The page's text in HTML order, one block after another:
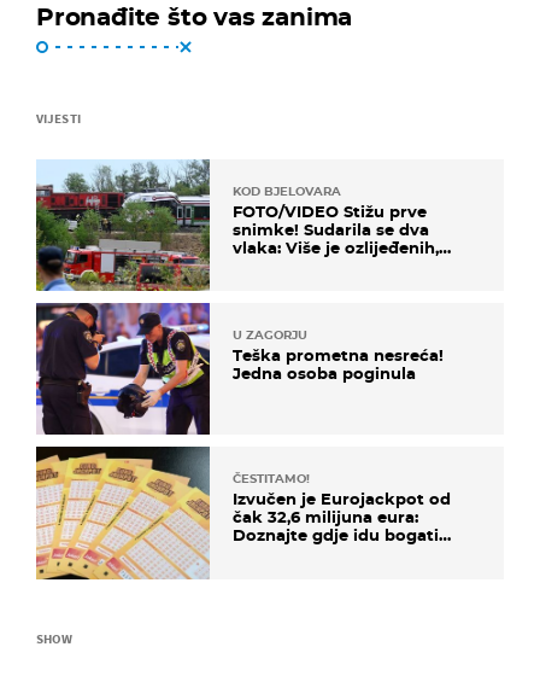
Pronađite što vas zanima
VIJESTI
KOD BJELOVARA
FOTO/VIDEO Stižu prve
snimke! Sudarila se dva
vlaka: Više je ozlijeđenih,
U ZAGORJU
Teška prometna nesreća!
Jedna osoba poginula
ČESTITAMO!
Izvučen je Eurojackpot od
čak 32,6 milijuna eura:
Doznajte gdje idu bogati
SHOW